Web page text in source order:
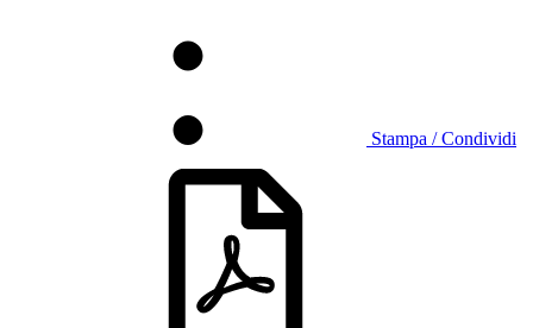
Stampa / Condividi